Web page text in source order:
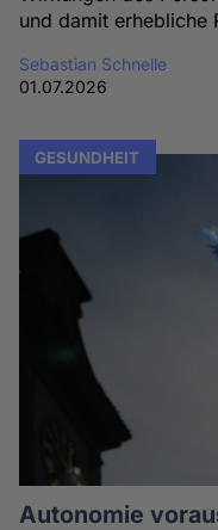
und damit erhebliche
Sebastian Schnelle
01.07.2026
GESUNDHEIT
Autonomie